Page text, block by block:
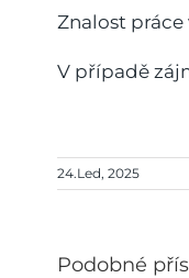
Znalost
V případě
24.Led, 2025
Podobné